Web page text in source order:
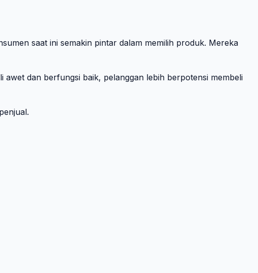
saat ini semakin pintar dalam memilih produk. Mereka
dan berfungsi baik, pelanggan lebih berpotensi membeli